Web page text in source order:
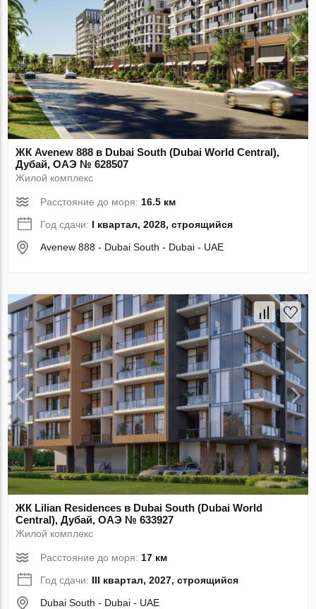
ЖК Avenew 888 в Dubai South (Dubai World Central),
Дубай, ОАЭ № 628507
Жилой комплекс
Расстояние до моря: 16.5 км
Год сдачи: I квартал, 2028, строящийся
Avenew 888 - Dubai South - Dubai - UAE
ЖК Lilian Residences в Dubai South (Dubai World
Central), Дубай, ОАЭ № 633927
Жилой комплекс
Расстояние до моря: 17 км
Год сдачи: III квартал, 2027, строящийся
Dubai South - Dubai - UAE